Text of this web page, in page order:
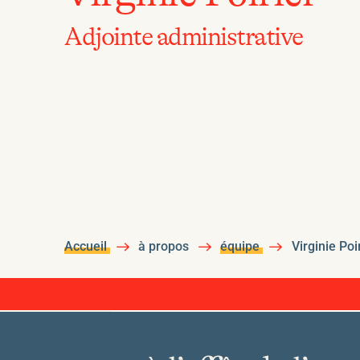
Adjointe administrative
Accueil à propos équipe Virginie